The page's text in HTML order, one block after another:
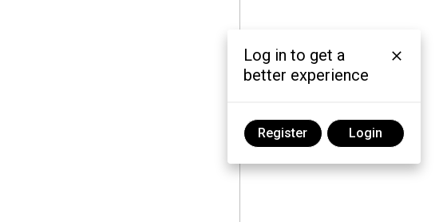
Log in to get a
better experience
Register Login